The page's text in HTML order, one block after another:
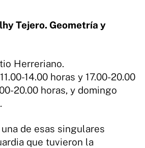
Tejero. Geometría y
Herreriano.
14.00 horas y 17.00-20.00
20.00 horas, y domingo
de esas singulares
que tuvieron la